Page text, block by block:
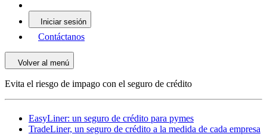
Iniciar sesión
Contáctanos
Volver al menú
Evita el riesgo de impago con el seguro de crédito
EasyLiner: un seguro de crédito para pymes
TradeLiner, un seguro de crédito a la medida de cada empresa